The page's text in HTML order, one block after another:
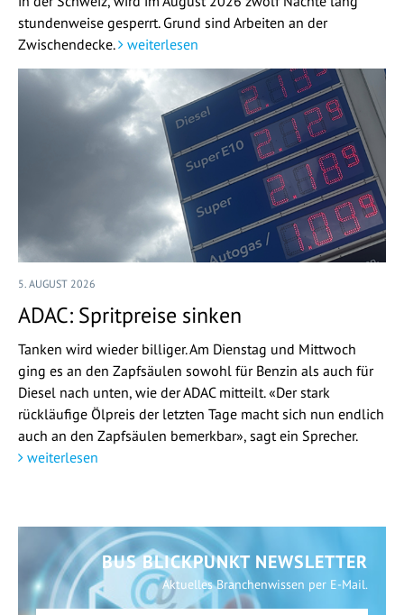
stundenweise gesperrt. Grund sind Arbeiten an der
Zwischendecke.
weiterlesen
5. AUGUST 2026
ADAC: Spritpreise sinken
Tanken wird wieder billiger. Am Dienstag und Mittwoch
ging es an den Zapfsäulen sowohl für Benzin als auch für
Diesel nach unten, wie der ADAC mitteilt. «Der stark
rückläufige Ölpreis der letzten Tage macht sich nun endlich
auch an den Zapfsäulen bemerkbar», sagt ein Sprecher.
weiterlesen
BUS BLICKPUNKT NEWSLETTER
Aktuelles Branchenwissen per E-Mail.